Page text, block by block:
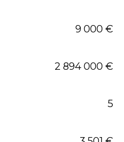
9 000 €
2 894 000 €
5